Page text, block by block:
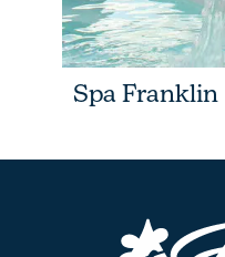
Spa Franklin